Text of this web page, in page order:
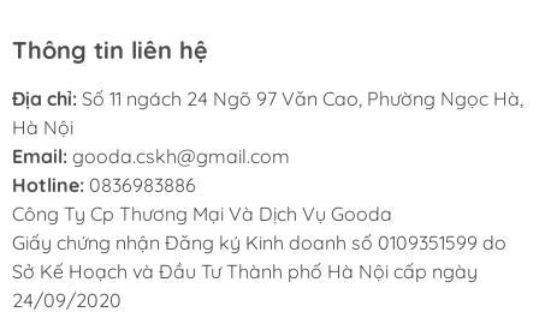
Thông tin liên hệ
Địa chỉ: Số 11 ngách 24 Ngõ 97 Văn Cao, Phường Ngọc Hà,
Hà Nội
Email: gooda.cskh@gmail.com
Hotline: 0836983886
Công Ty Cp Thương Mại Và Dịch Vụ Gooda
Giấy chứng nhận Đăng ký Kinh doanh số 0109351599 do
Sở Kế Hoạch và Đầu Tư Thành phố Hà Nội cấp ngày
24/09/2020